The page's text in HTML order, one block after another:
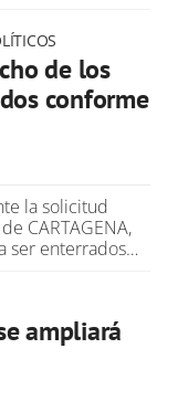
de los
conforme
la solicitud
CARTAGENA,
ser enterrados…
ampliará